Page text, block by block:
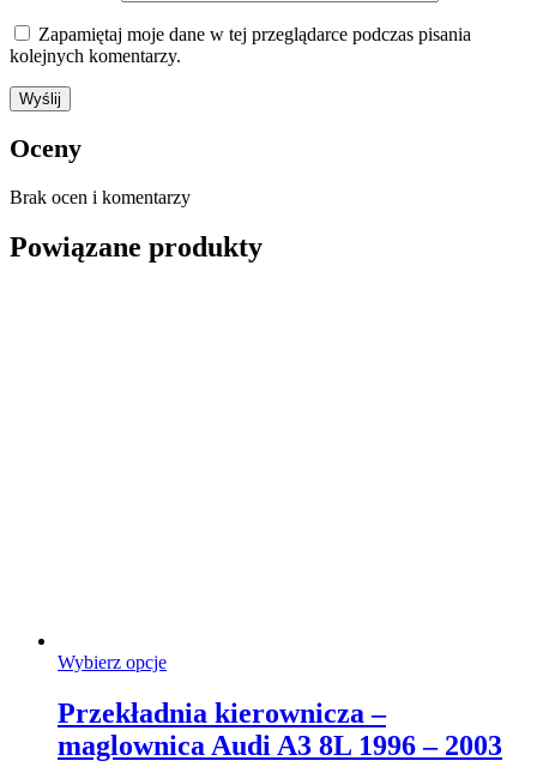
Zapamiętaj moje dane w tej przeglądarce podczas pisania
kolejnych komentarzy.
Oceny
Brak ocen i komentarzy
Powiązane produkty
Wybierz opcjeTen
ma
wiele
wariantów.
Przekładnia kierownicza –
maglownica Audi A3 8L 1996 – 2003